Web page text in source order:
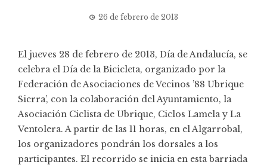
26 de febrero de 2013
El jueves 28 de febrero de 2013, Día de Andalucía, se
celebra el Día de la Bicicleta, organizado por la
Federación de Asociaciones de Vecinos ’88 Ubrique
Sierra’, con la colaboración del Ayuntamiento, la
Asociación Ciclista de Ubrique, Ciclos Lamela y La
Ventolera. A partir de las 11 horas, en el Algarrobal,
los organizadores pondrán los dorsales a los
participantes. El recorrido se inicia en esta barriada